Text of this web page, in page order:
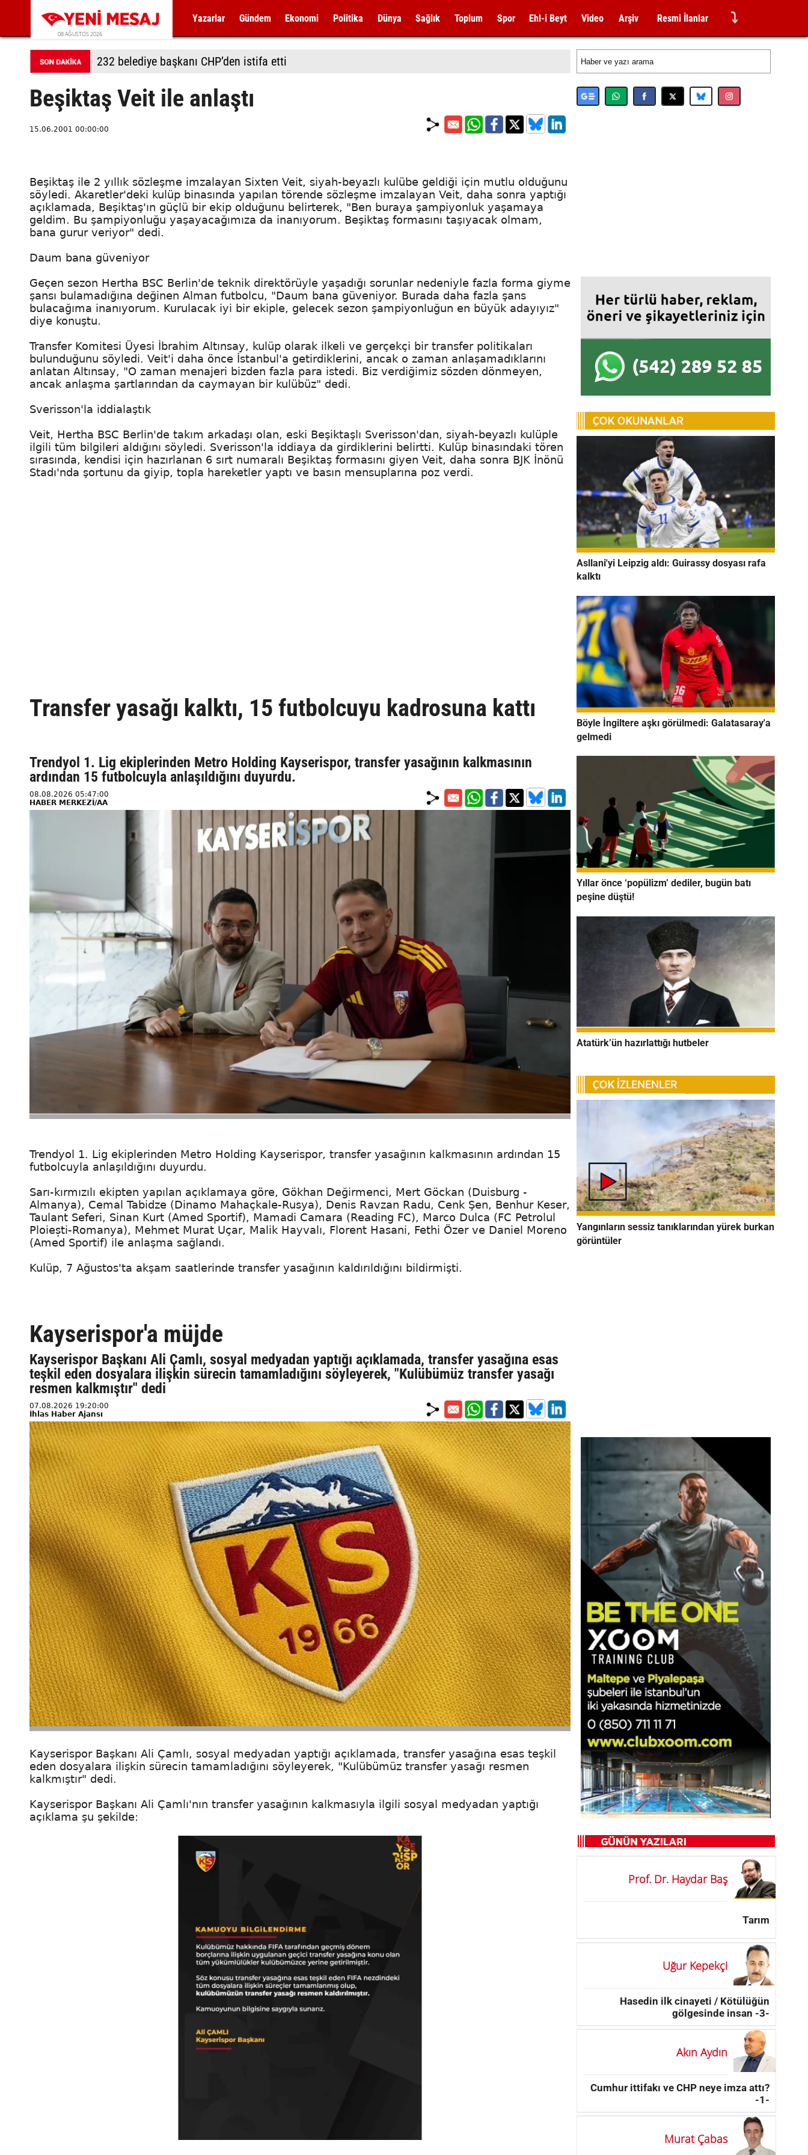
08 AĞUSTOS 2026
Yazarlar Gündem Ekonomi Politika Dünya Sağlık Toplum Spor Ehl-i Beyt Video Arşiv Resmi İlanlar ⤵
232 belediye başkanı CHP’den istifa etti
Beşiktaş Veit ile anlaştı
15.06.2001 00:00:00
Beşiktaş ile 2 yıllık sözleşme imzalayan Sixten Veit, siyah-beyazlı kulübe geldiği için mutlu olduğunu
söyledi. Akaretler'deki kulüp binasında yapılan törende sözleşme imzalayan Veit, daha sonra yaptığı
açıklamada, Beşiktaş'ın güçlü bir ekip olduğunu belirterek, "Ben buraya şampiyonluk yaşamaya
geldim. Bu şampiyonluğu yaşayacağımıza da inanıyorum. Beşiktaş formasını taşıyacak olmam,
bana gurur veriyor" dedi.
Daum bana güveniyor
Geçen sezon Hertha BSC Berlin'de teknik direktörüyle yaşadığı sorunlar nedeniyle fazla forma giyme
şansı bulamadığına değinen Alman futbolcu, "Daum bana güveniyor. Burada daha fazla şans
bulacağıma inanıyorum. Kurulacak iyi bir ekiple, gelecek sezon şampiyonluğun en büyük adayıyız"
diye konuştu.
Transfer Komitesi Üyesi İbrahim Altınsay, kulüp olarak ilkeli ve gerçekçi bir transfer politikaları
bulunduğunu söyledi. Veit'i daha önce İstanbul'a getirdiklerini, ancak o zaman anlaşamadıklarını
anlatan Altınsay, "O zaman menajeri bizden fazla para istedi. Biz verdiğimiz sözden dönmeyen,
ancak anlaşma şartlarından da caymayan bir kulübüz" dedi.
Sverisson'la iddialaştık
Veit, Hertha BSC Berlin'de takım arkadaşı olan, eski Beşiktaşlı Sverisson'dan, siyah-beyazlı kulüple
ilgili tüm bilgileri aldığını söyledi. Sverisson'la iddiaya da girdiklerini belirtti. Kulüp binasındaki tören
sırasında, kendisi için hazırlanan 6 sırt numaralı Beşiktaş formasını giyen Veit, daha sonra BJK İnönü
Stadı'nda şortunu da giyip, topla hareketler yaptı ve basın mensuplarına poz verdi.
Transfer yasağı kalktı, 15 futbolcuyu kadrosuna kattı
Trendyol 1. Lig ekiplerinden Metro Holding Kayserispor, transfer yasağının kalkmasının
ardından 15 futbolcuyla anlaşıldığını duyurdu.
08.08.2026 05:47:00
HABER MERKEZİ/AA
Trendyol 1. Lig ekiplerinden Metro Holding Kayserispor, transfer yasağının kalkmasının ardından 15
futbolcuyla anlaşıldığını duyurdu.
Sarı-kırmızılı ekipten yapılan açıklamaya göre, Gökhan Değirmenci, Mert Göckan (Duisburg -
Almanya), Cemal Tabidze (Dinamo Mahaçkale-Rusya), Denis Ravzan Radu, Cenk Şen, Benhur Keser,
Taulant Seferi, Sinan Kurt (Amed Sportif), Mamadi Camara (Reading FC), Marco Dulca (FC Petrolul
Ploiești-Romanya), Mehmet Murat Uçar, Malik Hayvalı, Florent Hasani, Fethi Özer ve Daniel Moreno
(Amed Sportif) ile anlaşma sağlandı.
Kulüp, 7 Ağustos'ta akşam saatlerinde transfer yasağının kaldırıldığını bildirmişti.
Kayserispor'a müjde
Kayserispor Başkanı Ali Çamlı, sosyal medyadan yaptığı açıklamada, transfer yasağına esas
teşkil eden dosyalara ilişkin sürecin tamamladığını söyleyerek, "Kulübümüz transfer yasağı
resmen kalkmıştır" dedi
07.08.2026 19:20:00
İhlas Haber Ajansı
Kayserispor Başkanı Ali Çamlı, sosyal medyadan yaptığı açıklamada, transfer yasağına esas teşkil
eden dosyalara ilişkin sürecin tamamladığını söyleyerek, "Kulübümüz transfer yasağı resmen
kalkmıştır" dedi.
Kayserispor Başkanı Ali Çamlı'nın transfer yasağının kalkmasıyla ilgili sosyal medyadan yaptığı
açıklama şu şekilde:
Asllani'yi Leipzig aldı: Guirassy dosyası rafa
kalktı
Böyle İngiltere aşkı görülmedi: Galatasaray'a
gelmedi
Yıllar önce ‘popülizm’ dediler, bugün batı
peşine düştü!
Atatürk’ün hazırlattığı hutbeler
Yangınların sessiz tanıklarından yürek burkan
görüntüler
Prof. Dr. Haydar Baş
Tarım
Uğur Kepekçi
Hasedin ilk cinayeti / Kötülüğün
gölgesinde insan -3-
Akın Aydın
Cumhur ittifakı ve CHP neye imza attı?
-1-
Murat Çabas